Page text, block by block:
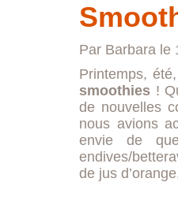
Par Barbara le
Printemps,
smoothies !
de nouvelles
nous avions
envie de
endives/
de jus